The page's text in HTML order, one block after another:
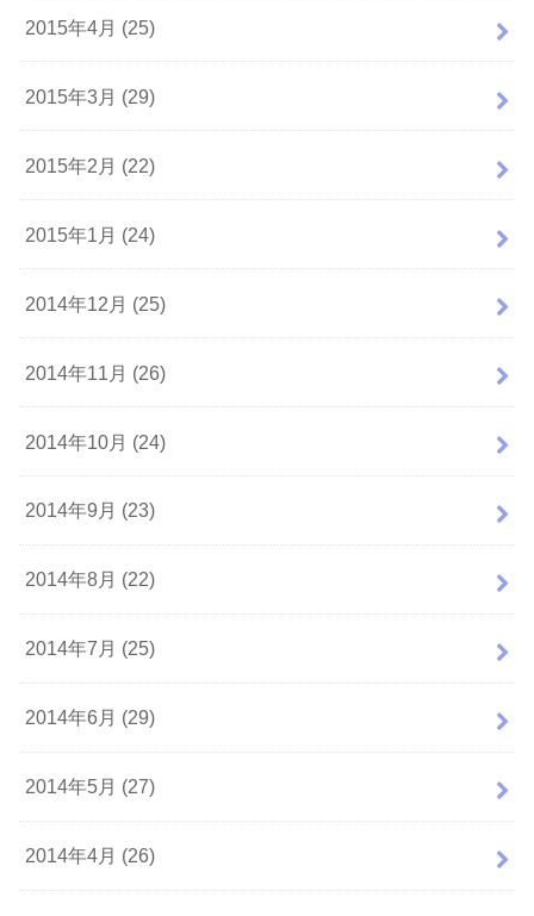
2015年4月 (25)
2015年3月 (29)
2015年2月 (22)
2015年1月 (24)
2014年12月 (25)
2014年11月 (26)
2014年10月 (24)
2014年9月 (23)
2014年8月 (22)
2014年7月 (25)
2014年6月 (29)
2014年5月 (27)
2014年4月 (26)